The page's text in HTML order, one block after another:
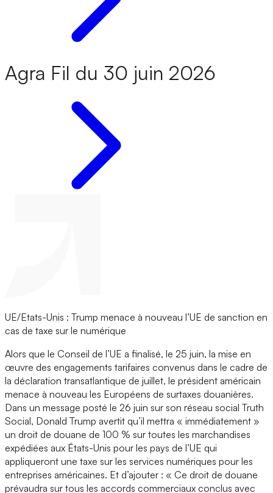
Agra Fil du 30 juin 2026
UE/Etats-Unis : Trump menace à nouveau l’UE de sanction en
cas de taxe sur le numérique
Alors que le Conseil de l’UE a finalisé, le 25 juin, la mise en
œuvre des engagements tarifaires convenus dans le cadre de
la déclaration transatlantique de juillet, le président américain
menace à nouveau les Européens de surtaxes douanières.
Dans un message posté le 26 juin sur son réseau social Truth
Social, Donald Trump avertit qu’il mettra « immédiatement »
un droit de douane de 100 % sur toutes les marchandises
expédiées aux États-Unis pour les pays de l’UE qui
appliqueront une taxe sur les services numériques pour les
entreprises américaines. Et d’ajouter : « Ce droit de douane
prévaudra sur tous les accords commerciaux conclus avec